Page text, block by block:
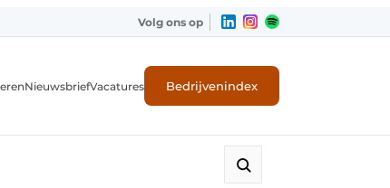
Volg ons op
NieuwsbriefVacatures Bedrijvenindex